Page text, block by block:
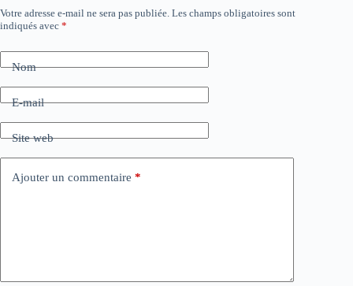
Votre adresse e-mail ne sera pas publiée. Les champs obligatoires sont
indiqués avec *
Nom
E-mail
Site web
Ajouter un commentaire *